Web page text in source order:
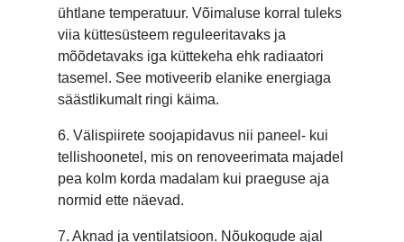
ühtlane temperatuur. Võimaluse korral tuleks
viia küttesüsteem reguleeritavaks ja
mõõdetavaks iga küttekeha ehk radiaatori
tasemel. See motiveerib elanike energiaga
säästlikumalt ringi käima.
6. Välispiirete soojapidavus nii paneel- kui
tellishoonetel, mis on renoveerimata majadel
pea kolm korda madalam kui praeguse aja
normid ette näevad.
7. Aknad ja ventilatsioon. Nõukogude ajal